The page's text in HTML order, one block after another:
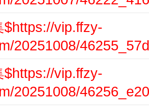
$https://vip.ffzy-
20251008/
$https://vip.ffzy-
20251008/